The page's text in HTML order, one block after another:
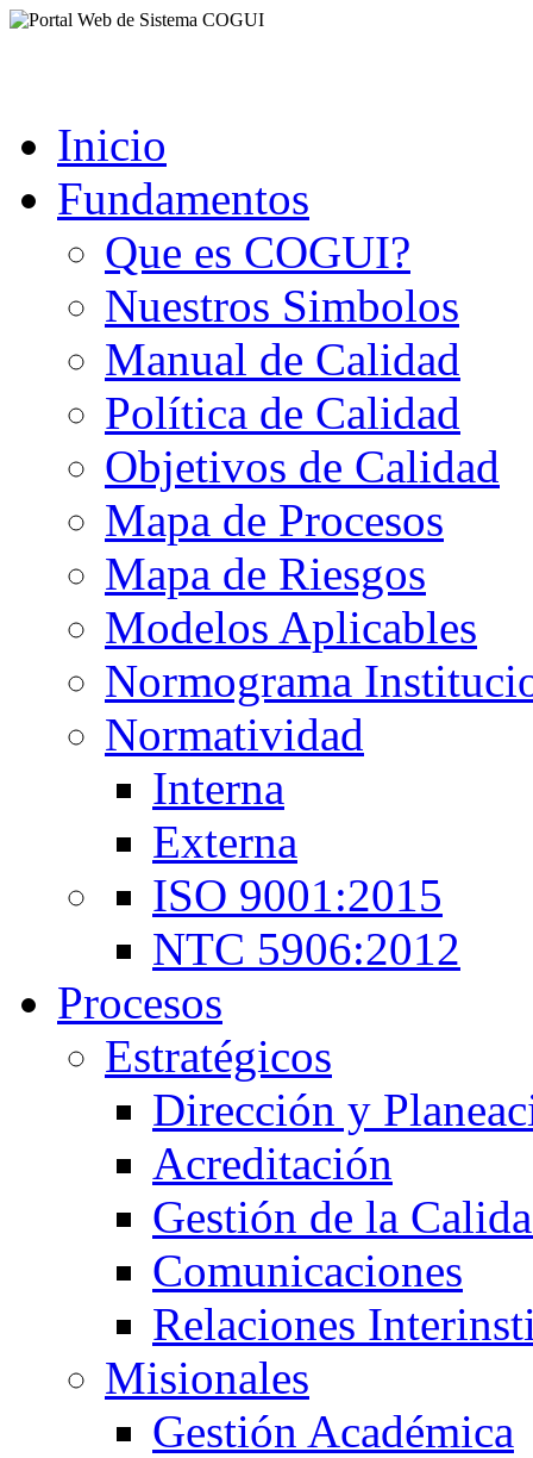
Inicio
Fundamentos
Que es COGUI?
Nuestros Simbolos
Manual de Calidad
Política de Calidad
Objetivos de Calidad
Mapa de Procesos
Mapa de Riesgos
Modelos Aplicables
Normograma
Normatividad
Interna
Externa
ISO 9001:2015
NTC 5906:2012
Procesos
Estratégicos
Dirección y
Acreditación
Gestión de la
Comunicaciones
Relaciones
Misionales
Gestión Académica